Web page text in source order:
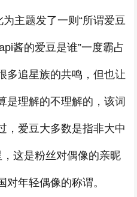
主题发了一则“所谓爱豆
酱的爱豆是谁”一度霸占
多追星族的共鸣，但也让
是理解的不理解的，该词
，爱豆大多数是指非大中
这是粉丝对偶像的亲昵
年轻偶像的称谓。